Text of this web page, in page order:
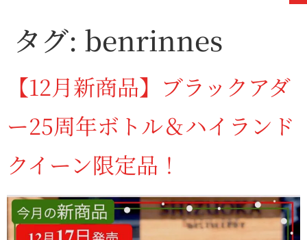
タグ: benrinnes
【12月新商品】ブラックアダ
ー25周年ボトル＆ハイランド
クイーン限定品！